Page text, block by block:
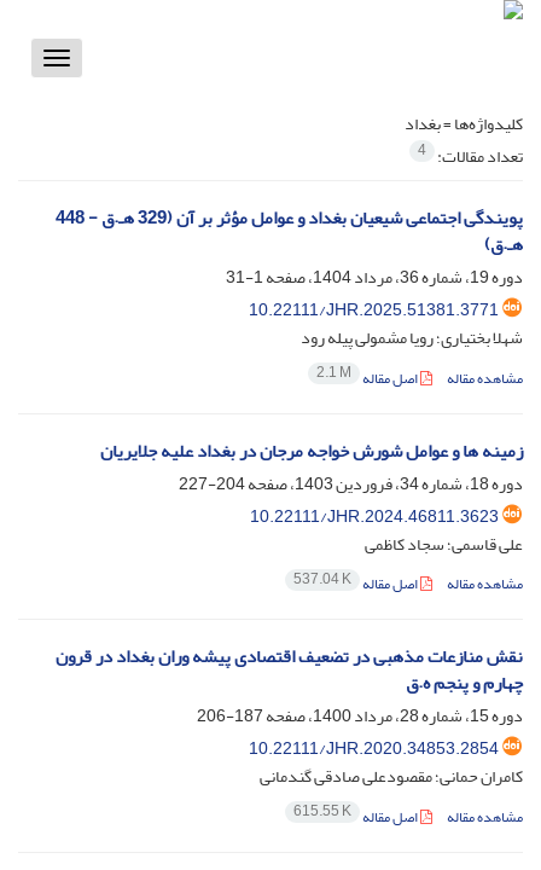
Toggle
کلیدواژه‌ها =بغداد
تعداد مقالات: 4
پویندگی اجتماعی شیعیان بغداد و عوامل مؤثر بر آن (329 هـ.ق - 448
هـ.ق)
دوره 19، شماره 36، مرداد 1404، صفحه
1-31
10.22111/JHR.2025.51381.3771
شهلا بختیاری؛ رویا مشمولی پیله رود
مشاهده مقاله اصل مقاله 2.1 M
زمینه‏ ها و عوامل شورش خواجه مرجان در بغداد علیه جلایریان
دوره 18، شماره 34، فروردین 1403، صفحه
204-227
10.22111/JHR.2024.46811.3623
علی قاسمی؛ سجاد کاظمی
مشاهده مقاله اصل مقاله 537.04 K
نقش منازعات مذهبی در تضعیف اقتصادی پیشه وران بغداد در قرون
چهارم و پنجم ه.ق
دوره 15، شماره 28، مرداد 1400، صفحه
187-206
10.22111/JHR.2020.34853.2854
کامران حمانی؛ مقصودعلی صادقی گندمانی
مشاهده مقاله اصل مقاله 615.55 K